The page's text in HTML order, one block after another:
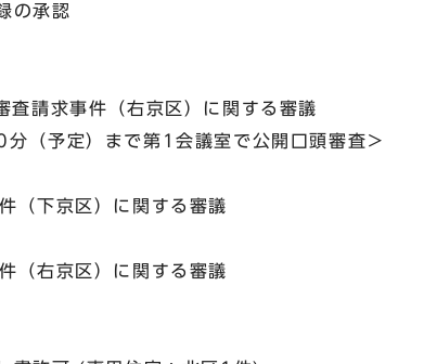
の承認
請求事件（右京区）に関する審議
予定）まで第1会議室で公開口頭審査＞
下京区）に関する審議
右京区）に関する審議